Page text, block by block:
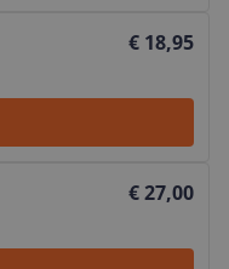
€ 18,95
€ 27,00